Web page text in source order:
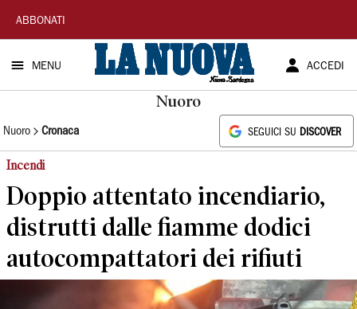
La
Nuova
Sardegna
ABBONATI
MENU ACCEDI
Nuoro
Nuoro Cronaca SEGUICI SU DISCOVER
Incendi
Doppio attentato incendiario,
distrutti dalle fiamme dodici
autocompattatori dei rifiuti